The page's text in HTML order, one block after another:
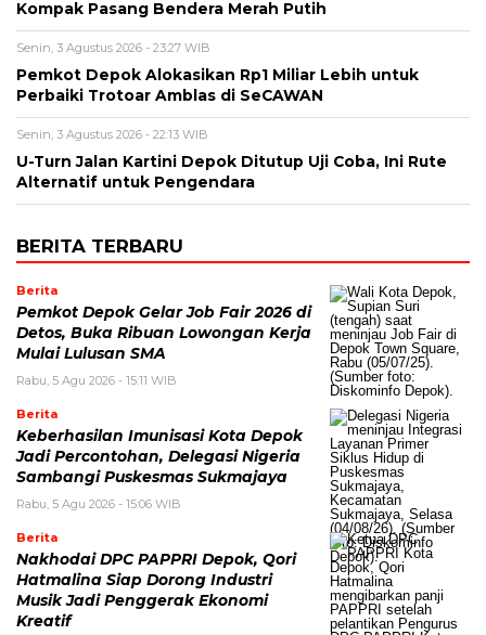
Kompak Pasang Bendera Merah Putih
Senin, 3 Agustus 2026 - 23:27 WIB
Pemkot Depok Alokasikan Rp1 Miliar Lebih untuk
Perbaiki Trotoar Amblas di SeCAWAN
Senin, 3 Agustus 2026 - 22:13 WIB
U-Turn Jalan Kartini Depok Ditutup Uji Coba, Ini Rute
Alternatif untuk Pengendara
BERITA TERBARU
Berita
Pemkot Depok Gelar Job Fair 2026 di
Detos, Buka Ribuan Lowongan Kerja
Mulai Lulusan SMA
Rabu, 5 Agu 2026 - 15:11 WIB
Berita
Keberhasilan Imunisasi Kota Depok
Jadi Percontohan, Delegasi Nigeria
Sambangi Puskesmas Sukmajaya
Rabu, 5 Agu 2026 - 15:06 WIB
Berita
Nakhodai DPC PAPPRI Depok, Qori
Hatmalina Siap Dorong Industri
Musik Jadi Penggerak Ekonomi
Kreatif